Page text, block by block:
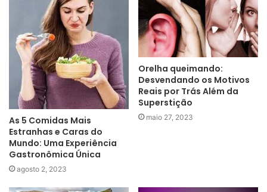
As 5 Comidas Mais
Estranhas e Caras do
Mundo: Uma Experiência
Gastronômica Única
agosto 2, 2023
Orelha queimando:
Desvendando os Motivos
Reais por Trás Além da
Superstição
maio 27, 2023